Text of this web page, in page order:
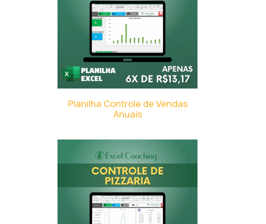
Planilha Controle de Vendas
Anuais